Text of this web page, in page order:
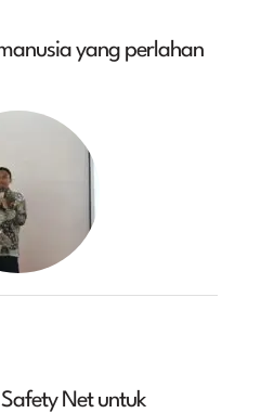
yang perlahan
Net untuk